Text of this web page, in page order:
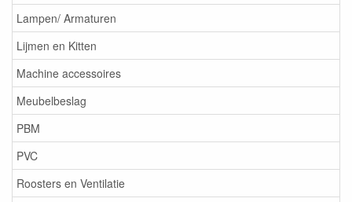
Lampen/ Armaturen
Lijmen en Kitten
Machine accessoires
Meubelbeslag
PBM
PVC
Roosters en Ventilatie